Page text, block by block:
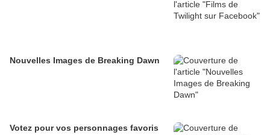
Nouvelles Images de Breaking Dawn
Votez pour vos personnages favoris